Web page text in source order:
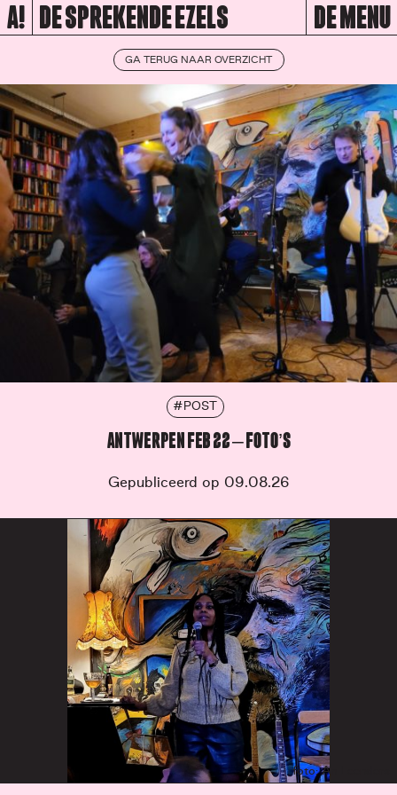
A! DE SPREKENDE EZELS DE MENU
GA TERUG NAAR OVERZICHT
#POST
ANTWERPEN FEB 22 – FOTO’S
Gepubliceerd op 09.08.26
foto: An Leenders